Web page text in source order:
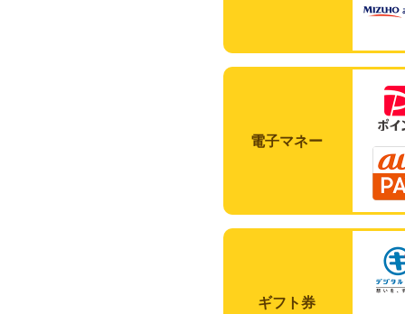
電子マネー
ギフト券